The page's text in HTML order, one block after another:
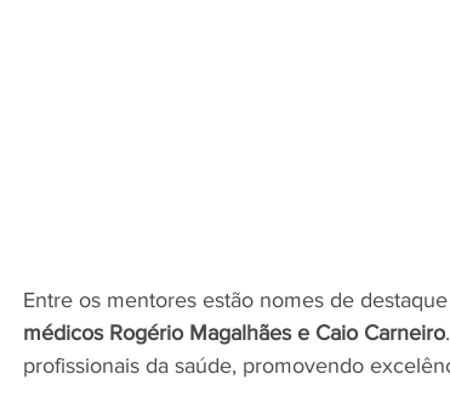
Entre os mentores estão nomes de
médicos Rogério Magalhães e Caio Carneiro
profissionais da saúde, promovendo